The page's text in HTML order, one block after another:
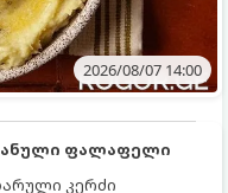
2026/08/07 14:00
ფალაფელი
კერძი